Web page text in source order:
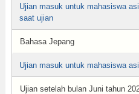
Ujian masuk untuk mahasiswa
saat ujian
Bahasa Jepang
Ujian masuk untuk mahasiswa
Ujian setelah bulan Juni tahun